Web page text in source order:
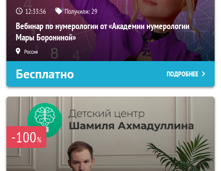
12:33:54 Получили:29
Вебинар по нумерологии от «Академии нумерологии
Мары Борониной»
Россия
Бесплатно ПОДРОБНЕЕ
-100%